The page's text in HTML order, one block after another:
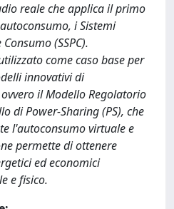
reale che applica il primo
i Sistemi
(SSPC).
come caso base per
innovativi di
il Modello Regolatorio
di Power-Sharing (PS), che
l'autoconsumo virtuale e
permette di ottenere
ed economici
e fisico.